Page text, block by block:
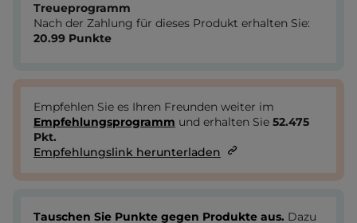
Treueprogramm
Nach der Zahlung für dieses Produkt erhalten Sie:
20.99 Punkte
Empfehlen Sie es Ihren Freunden weiter im
Empfehlungsprogramm und erhalten Sie 52.475
Pkt.
Empfehlungslink herunterladen
Tauschen Sie Punkte gegen Produkte aus. Dazu